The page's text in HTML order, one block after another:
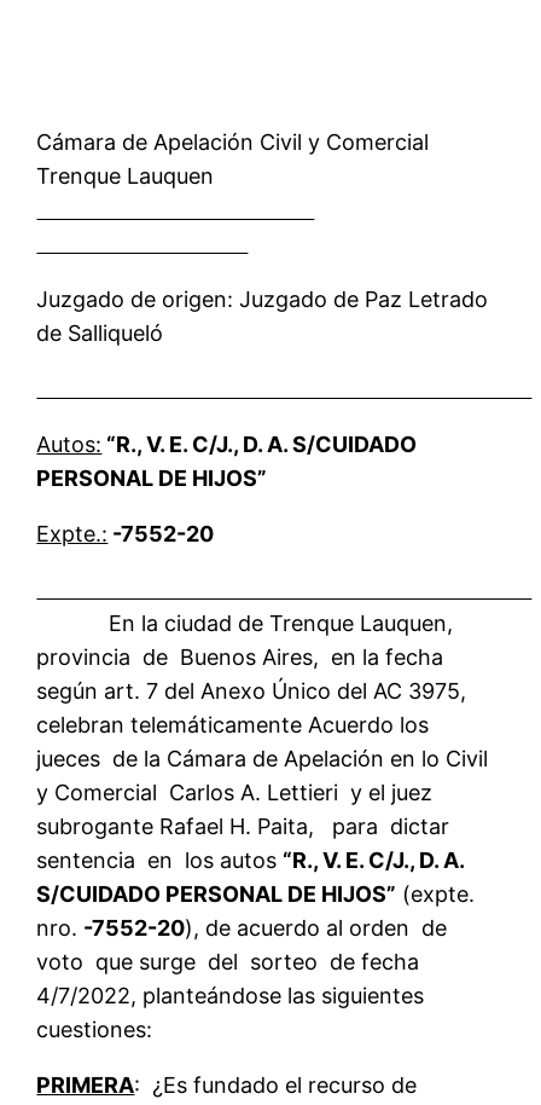
Cámara de Apelación Civil y Comercial
Trenque Lauquen
Juzgado de origen: Juzgado de Paz Letrado
de Salliqueló
Autos: “R., V. E. C/J., D. A. S/CUIDADO
PERSONAL DE HIJOS”
Expte.: -7552-20
En la ciudad de Trenque Lauquen,
provincia de Buenos Aires, en la fecha
según art. 7 del Anexo Único del AC 3975,
celebran telemáticamente Acuerdo los
jueces de la Cámara de Apelación en lo Civil
y Comercial Carlos A. Lettieri y el juez
subrogante Rafael H. Paita, para dictar
sentencia en los autos “R., V. E. C/J., D. A.
S/CUIDADO PERSONAL DE HIJOS” (expte.
nro. -7552-20), de acuerdo al orden de
voto que surge del sorteo de fecha
4/7/2022, planteándose las siguientes
cuestiones:
PRIMERA: ¿Es fundado el recurso de